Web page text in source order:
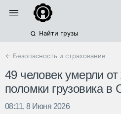
Найти грузы
← Безопасность и страхование
49 человек умерли
поломки грузовика в
08:11, 8 Июня 2026